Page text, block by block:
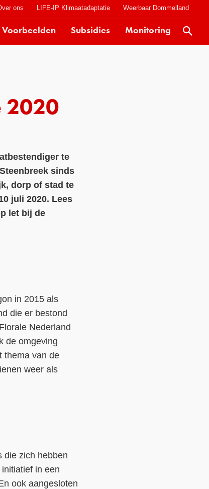
ons LIFE-IP Klimaatadaptatie Weerbaar Dommelland
Voorbeelden Subsidies Monitoring
2020
te
sinds
dorp of stad te
juli 2020. Lees
let bij de
in 2015 als
die er bestond
Nederland
de omgeving
thema van de
weer als
die zich hebben
in een
ook aangesloten
Monitoring